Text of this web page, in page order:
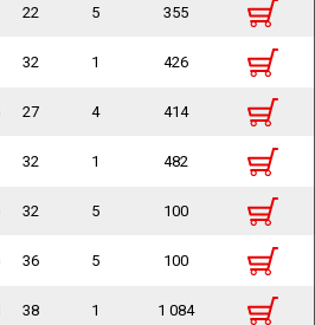
22 5 355
32 1 426
27 4 414
32 1 482
32 5 100
36 5 100
38 1 1 084